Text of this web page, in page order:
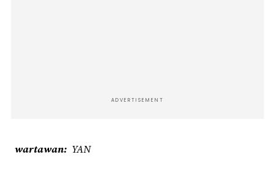
ADVERTISEMENT
wartawan YAN